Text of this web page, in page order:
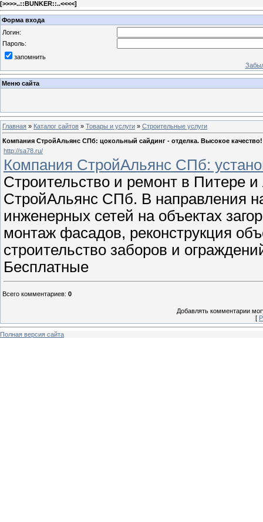
[>>>>..::BUNKER::..<<<<]
Форма входа
Логин:
Пароль:
запомнить
Меню сайта
Главная » Каталог сайтов » Товары и услуги » Строительные услуги
Компания СтройАльянс СПб: цокольный сайдинг - отделка. Высокое качество!
http://sa78.ru/
Компания СтройАльянс СПб:
Строительство и ремонт в Питере
СтройАльянс СПб. В направления
инженерных сетей на объектах
монтаж фасадов, реконструкция
строительство заборов и
Бесплатные
Всего комментариев: 0
Добавлять комментарии
[
Полная версия сайта